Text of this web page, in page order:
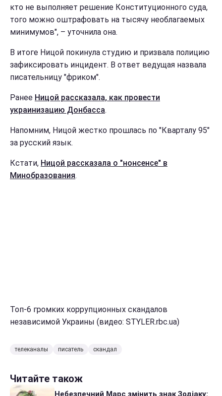
кто не выполняет решение Конституционного суда,
того можно оштрафовать на тысячу необлагаемых
минимумов", – уточнила она.
В итоге Ницой покинула студию и призвала полицию
зафиксировать инцидент. В ответ ведущая назвала
писательницу "фриком".
Ранее Ницой рассказала, как провести
украинизацию Донбасса.
Напомним, Ницой жестко прошлась по "Кварталу 95"
за русский язык.
Кстати, Ницой рассказала о "нонсенсе" в
Минобразования.
Топ-6 громких коррупционных скандалов
независимой Украины (видео: STYLER.rbc.ua)
телеканалы писатель скандал
Читайте також
Небезпечний Марс змінить знак Зодіаку: